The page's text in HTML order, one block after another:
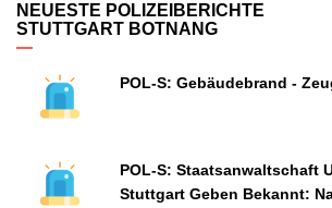
NEUESTE POLIZEIBERICHTE
STUTTGART BOTNANG
POL-S: Gebäudebrand -
POL-S: Staatsanwaltschaft
Stuttgart Geben Bekannt: